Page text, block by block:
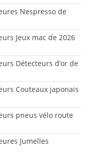
Nespresso de
Jeux mac de 2026
Détecteurs d’or de
Couteaux japonais
pneus vélo route
Jumelles